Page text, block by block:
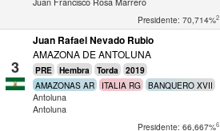
Presidente: 70,714%2
3
Juan Rafael Nevado Rubio
AMAZONA DE ANTOLUNA
PRE Hembra Torda 2019
AMAZONAS AR ITALIA RG BANQUERO XVII
Antoluna
Antoluna
Presidente: 66,667%6